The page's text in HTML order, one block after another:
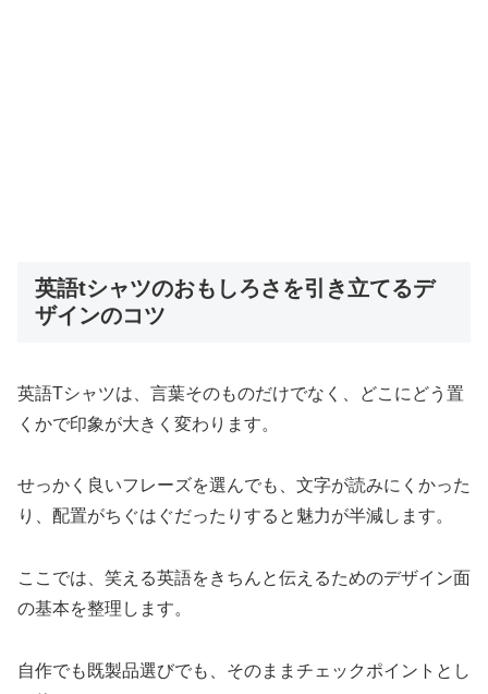
英語tシャツのおもしろさを引き立てるデ
ザインのコツ
英語Tシャツは、言葉そのものだけでなく、どこにどう置
くかで印象が大きく変わります。
せっかく良いフレーズを選んでも、文字が読みにくかった
り、配置がちぐはぐだったりすると魅力が半減します。
ここでは、笑える英語をきちんと伝えるためのデザイン面
の基本を整理します。
自作でも既製品選びでも、そのままチェックポイントとし